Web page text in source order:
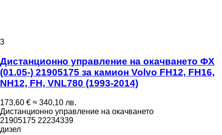
3
Дистанционно управление на окачването ФХ
(01.05-) 21905175 за камион Volvo FH12, FH16,
NH12, FH, VNL780 (1993-2014)
173,60 € ≈ 340,10 лв.
Дистанционно управление на окачването
21905175 22234339
дизел